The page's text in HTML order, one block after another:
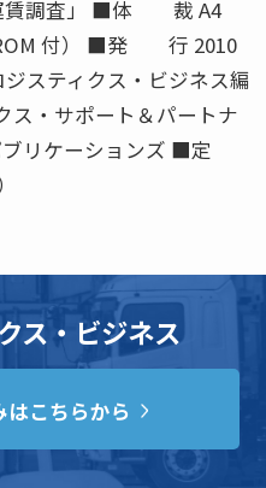
賃調査」 ■体 裁 A4
付） ■発 行 2010
ティクス・ビジネス編
ス・サポート＆パートナ
ブリケーションズ ■定
ス・ビジネス
こちらから